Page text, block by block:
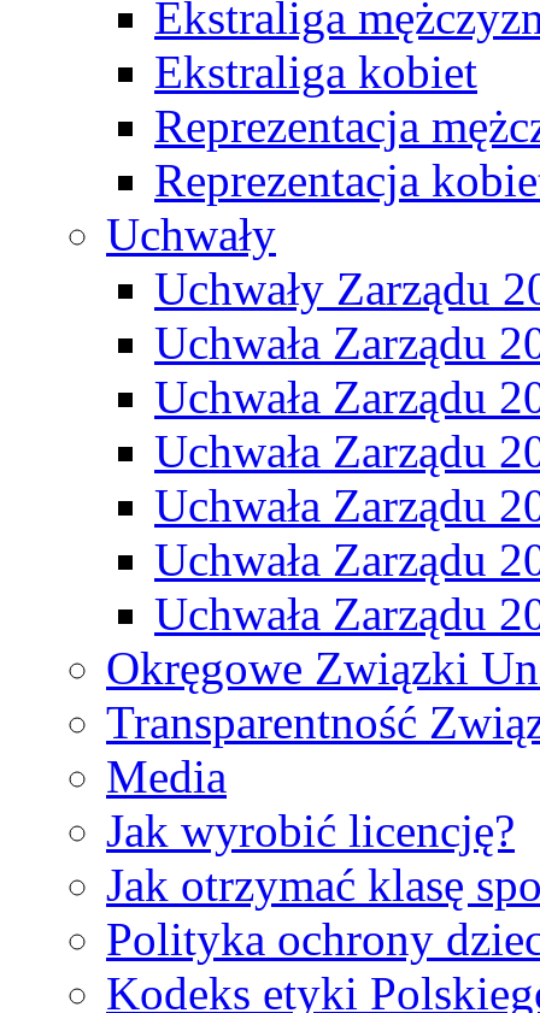
Ekstraliga
Ekstraliga kobiet
Reprezentacja
Reprezentacja
Uchwały
Uchwały Zarządu
Uchwała Zarządu
Uchwała Zarządu
Uchwała Zarządu
Uchwała Zarządu
Uchwała Zarządu
Uchwała Zarządu
Okręgowe Związki
Transparentność
Media
Jak wyrobić licencję?
Jak otrzymać klasę
Polityka ochrony
Kodeks etyki